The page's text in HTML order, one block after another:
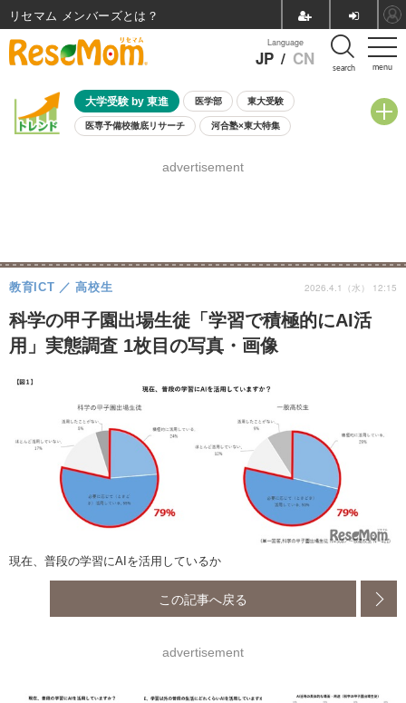
menu
Language
JP / CN search
大学受験 by 東進 医学部 東大受験
医専予備校徹底リサーチ 河合塾×東大特集
8月開催学校説明会・相談会
advertisement
科学の甲子園出場生徒「学習で積極的にAI活
用」実態調査 1枚目の写真・画像
教育ICT 高校生 2026.4.1（水） 12:15
現在、普段の学習にAIを活用しているか
この記事へ戻る
advertisement
リセマム メンバーズ